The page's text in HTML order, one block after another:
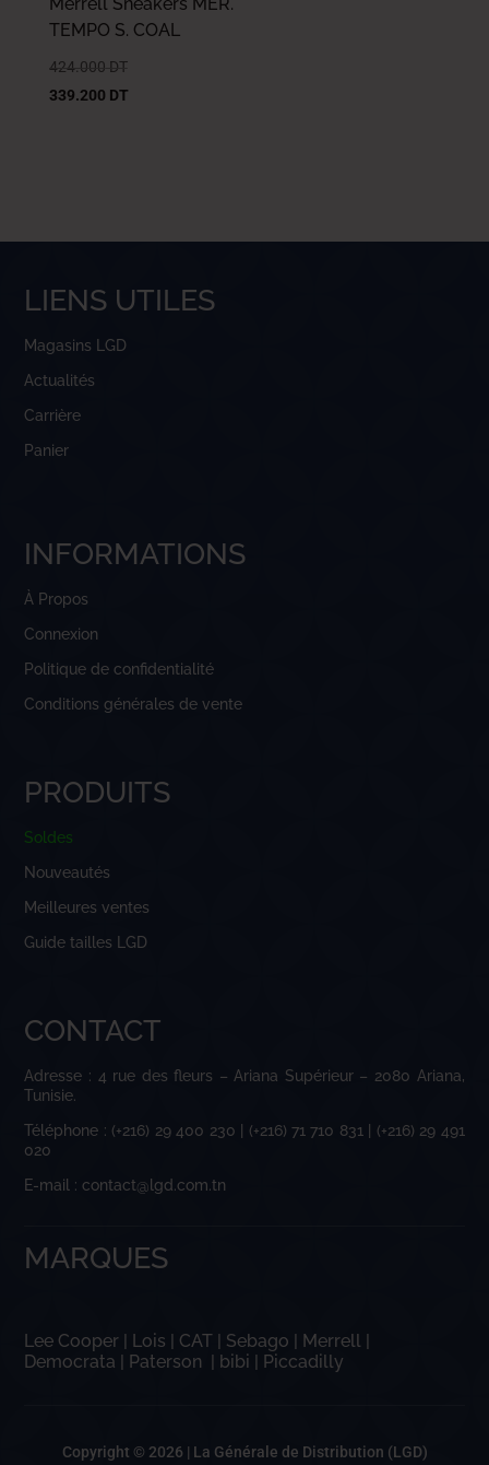
TEMPO S. COAL
424.000 DT
339.200 DT
LIENS UTILES
Magasins LGD
Actualités
Carrière
Panier
INFORMATIONS
À Propos
Connexion
Politique de confidentialité
Conditions générales de vente
PRODUITS
Soldes
Nouveautés
Meilleures ventes
Guide tailles LGD
CONTACT
Adresse : 4 rue des fleurs – Ariana Supérieur – 2080 Ariana,
Tunisie.
Téléphone : (+216) 29 400 230 | (+216) 71 710 831 | (+216) 29 491
020
E-mail : contact@lgd.com.tn
MARQUES
Lee Cooper Lois CAT Sebago Merrell
Democrata
Paterson bibi Piccadilly
Copyright © 2026 | La Générale de Distribution (LGD)